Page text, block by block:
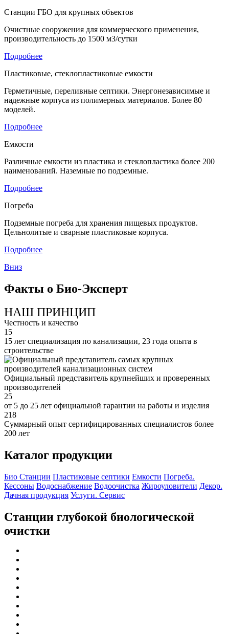
Станции ГБО для крупных объектов
Очистные сооружения для коммерческого применения,
производительность до 1500 м3/сутки
Подробнее
Пластиковые, стеклопластиковые емкости
Герметичные, переливные септики. Энергонезависимые и
надежные корпуса из полимерных материалов. Более 80
моделей.
Подробнее
Емкости
Различные емкости из пластика и стеклопластика более 200
наименований. Наземные по подземные.
Подробнее
Погреба
Подземные погреба для хранения пищевых продуктов.
Цельнолитые и сварные пластиковые корпуса.
Подробнее
Вниз
Факты о Био-Эксперт
НАШ ПРИНЦИП
Честность и качество
15
15 лет специализация по канализации, 23 года опыта в
строительстве
Официальный представитель крупнейших и проверенных
производителей
25
от 5 до 25 лет официальной гарантии на работы и изделия
218
Суммарный опыт сертифицированных специалистов более
200 лет
Каталог продукции
Био Станции Пластиковые септики Емкости Погреба.
Кессоны Водоснабжение Водоочистка Жироуловители Декор.
Дачная продукция Услуги. Сервис
Станции глубокой биологической
очистки